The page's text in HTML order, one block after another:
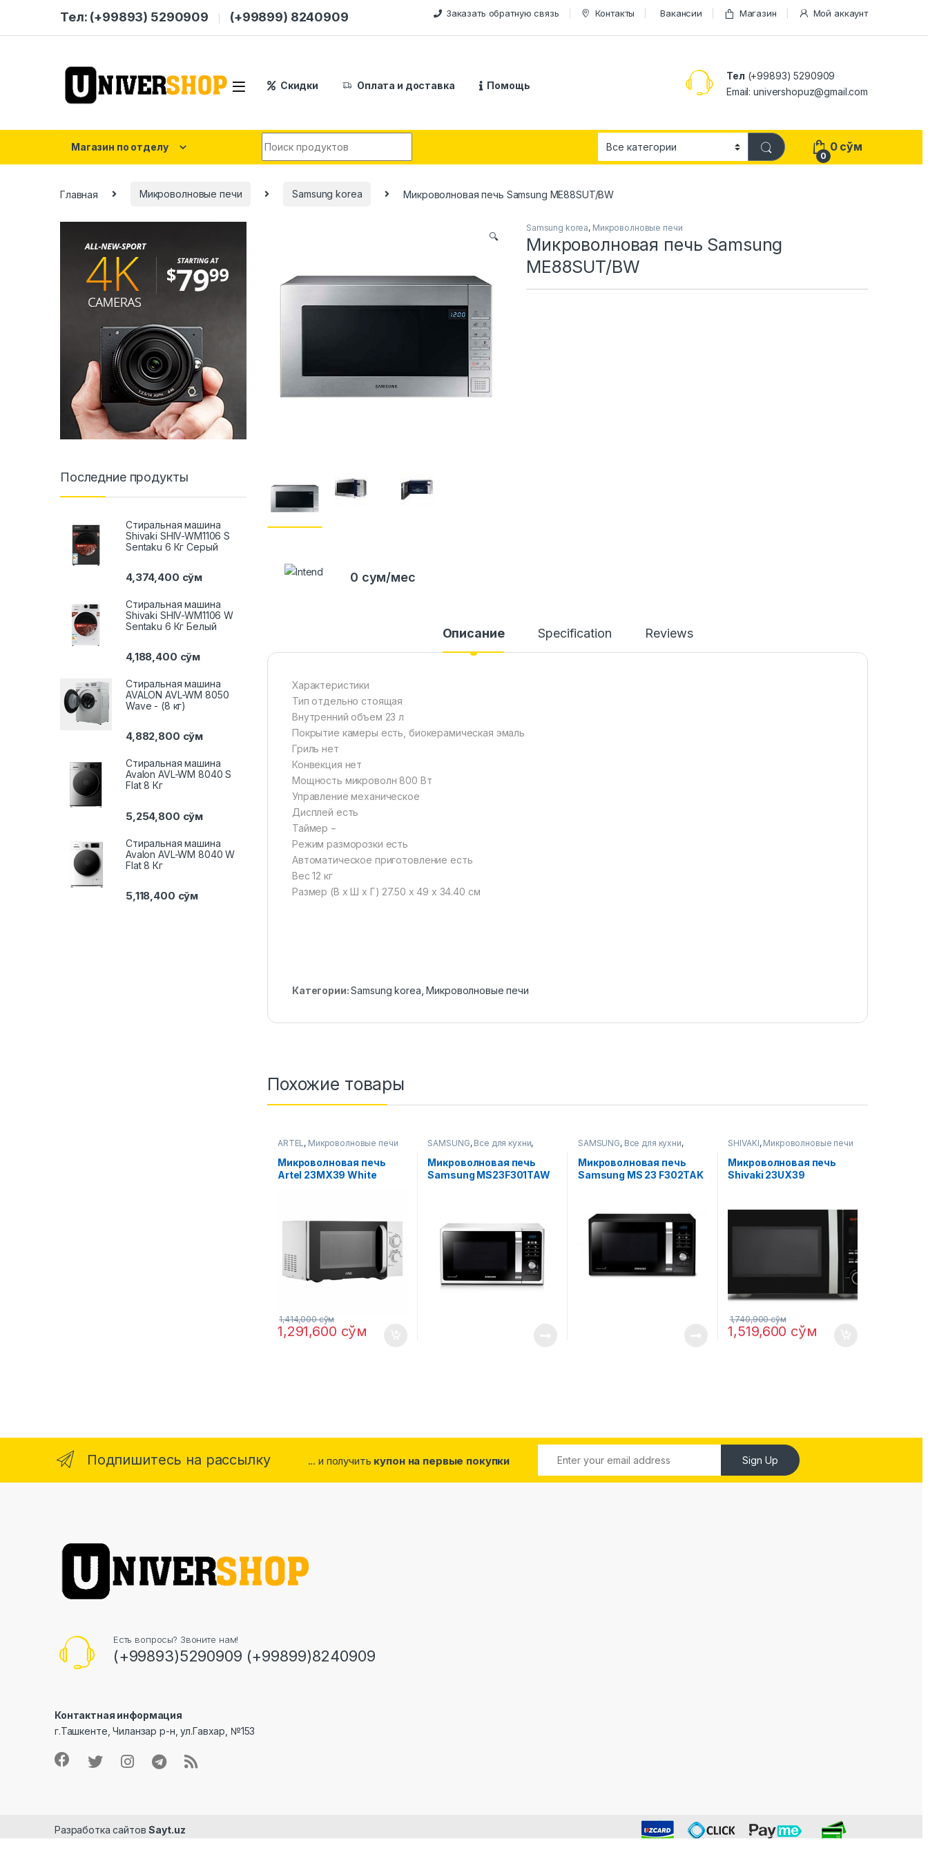
Тел: (+99893) 5290909 (+99899) 8240909 Заказать обратную связь Контакты Вакансии Магазин Мой аккаунт
Скидки Оплата и доставка Помощь
Тел (+99893) 5290909
Email: univershopuz@gmail.com
Магазин по отделу
0
0 сўм
Главная Микроволновые печи Samsung korea Микроволновая печь Samsung ME88SUT/BW
🔍
Samsung korea, Микроволновые печи
Микроволновая печь Samsung
ME88SUT/BW
0 сум/мес
Описание Specification Reviews
Характеристики
Тип отдельно стоящая
Внутренний объем 23 л
Покрытие камеры есть, биокерамическая эмаль
Гриль нет
Конвекция нет
Мощность микроволн 800 Вт
Управление механическое
Дисплей есть
Таймер −
Режим разморозки есть
Автоматическое приготовление есть
Вес 12 кг
Размер (В х Ш х Г) 27.50 x 49 x 34.40 см
Категории:Samsung korea ,Микроволновые печи
Похожие товары
ARTEL, Микроволновые печи
Микроволновая печь
Artel 23MX39 White
1,291,600 сўм
1,414,000сўм
SAMSUNG, Все для кухни,
Микроволновые печи
Микроволновая печь
Samsung MS23F301TAW
SAMSUNG, Все для кухни,
Микроволновые печи
Микроволновая печь
Samsung MS 23 F302TAK
SHIVAKI, Микроволновые печи
Микроволновая печь
Shivaki 23UX39
1,519,600 сўм
1,740,900сўм
Последние продукты
Стиральная машина
Shivaki SHIV-WM1106 S
Sentaku 6 Кг Серый
4,374,400 сўм
Стиральная машина
Shivaki SHIV-WM1106 W
Sentaku 6 Кг Белый
4,188,400 сўм
Стиральная машина
AVALON AVL-WM 8050
Wave - (8 кг)
4,882,800 сўм
Стиральная машина
Avalon AVL-WM 8040 S
Flat 8 Кг
5,254,800 сўм
Стиральная машина
Avalon AVL-WM 8040 W
Flat 8 Кг
5,118,400 сўм
Подпишитесь на рассылку ... и получить купон на первые покупки Sign Up
Есть вопросы? Звоните нам!
(+99893)5290909 (+99899)8240909
Контактная информация
г.Ташкенте, Чиланзар р-н, ул.Гавхар, №153
Разработка сайтовSayt.uz